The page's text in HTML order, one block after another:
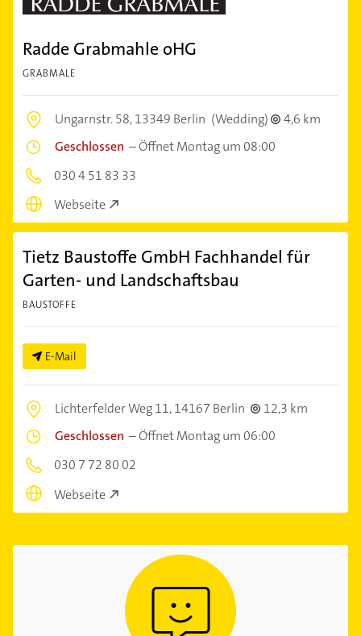
Radde Grabmahle oHG
GRABMALE
Ungarnstr. 58,13349 Berlin (Wedding)
4,6 km
Geschlossen –Öffnet Montag um 08:00
030 4 51 83 33
Webseite
Tietz Baustoffe GmbH Fachhandel für
Garten- und Landschaftsbau
BAUSTOFFE
E-Mail
Lichterfelder Weg 11,14167 Berlin
12,3 km
Geschlossen –Öffnet Montag um 06:00
030 7 72 80 02
Webseite